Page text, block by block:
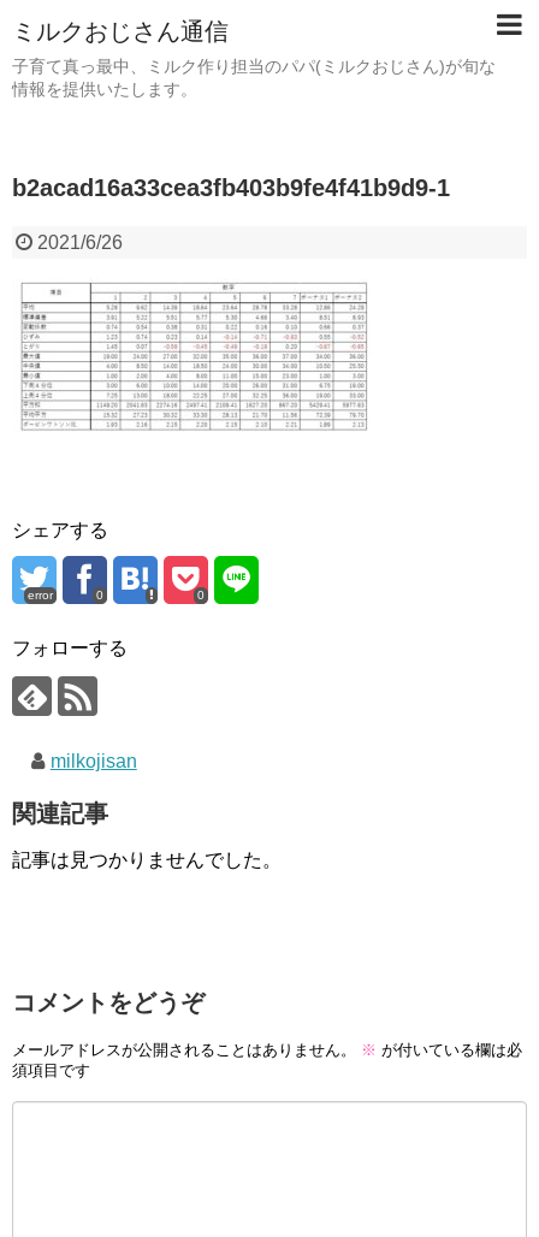
ミルクおじさん通信
子育て真っ最中、ミルク作り担当のパパ(ミルクおじさん)が旬な
情報を提供いたします。
b2acad16a33cea3fb403b9fe4f41b9d9-1
2021/6/26
シェアする
error 0 0
フォローする
milkojisan
関連記事
記事は見つかりませんでした。
コメントをどうぞ
メールアドレスが公開されることはありません。 ※ が付いている欄は必
須項目です